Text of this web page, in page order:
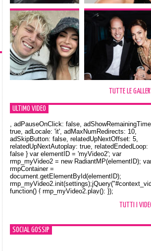
TUTTE LE
ULTIMO VIDEO
Orlando Bloom e la t-shirt dedicata a Flynn
, adPauseOnClick: false,
true, adLocale: 'it', adMaxNumRedirects: 10,
adSkipButton: false, relatedUpNextOffset: 5,
relatedUpNextAutoplay: true, relatedEndedLoop:
false } var elementID = 'myVideo2'; var
rmp_myVideo2 = new RadiantMP(elementID);
rmpContainer =
document.getElementById(elementID);
function() { rmp_myVideo2.play(); });
TUTTI I
SOCIAL GOSSIP